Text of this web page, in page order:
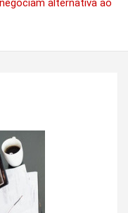
alternativa ao